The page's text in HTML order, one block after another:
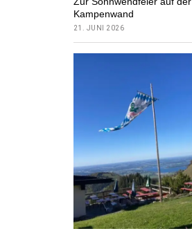
Kampenwand
21. JUNI 2026